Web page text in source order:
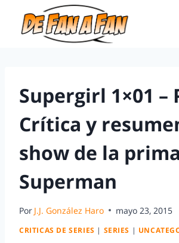
Supergirl 1×01 –
Crítica y
show de la
Superman
Por J.J. González Haro mayo 23, 2015
CRITICAS DE SERIES | SERIES |